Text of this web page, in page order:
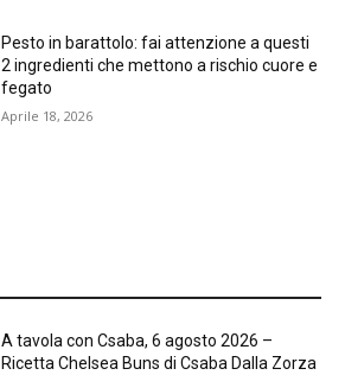
Pesto in barattolo: fai attenzione a questi
2 ingredienti che mettono a rischio cuore e
fegato
Aprile 18, 2026
A tavola con Csaba, 6 agosto 2026 –
Ricetta Chelsea Buns di Csaba Dalla Zorza